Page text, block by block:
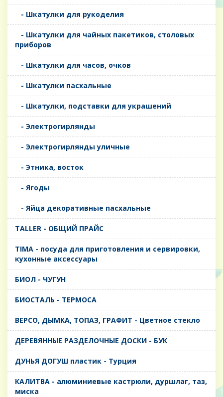
- Шкатулки для рукоделия
- Шкатулки для чайных пакетиков, столовых
приборов
- Шкатулки для часов, очков
- Шкатулки пасхальные
- Шкатулки, подставки для украшений
- Электрогирлянды
- Электрогирлянды уличные
- Этника, восток
- Ягоды
- Яйца декоративные пасхальные
TALLER - ОБЩИЙ ПРАЙС
TIMA - посуда для приготовления и сервировки,
кухонные аксессуары
БИОЛ - ЧУГУН
БИОСТАЛЬ - ТЕРМОСА
ВЕРСО, ДЫМКА, ТОПАЗ, ГРАФИТ - Цветное стекло
ДЕРЕВЯННЫЕ РАЗДЕЛОЧНЫЕ ДОСКИ - БУК
ДУНЬЯ ДОГУШ пластик - Турция
КАЛИТВА - алюминиевые кастрюли, дуршлаг, таз,
миска